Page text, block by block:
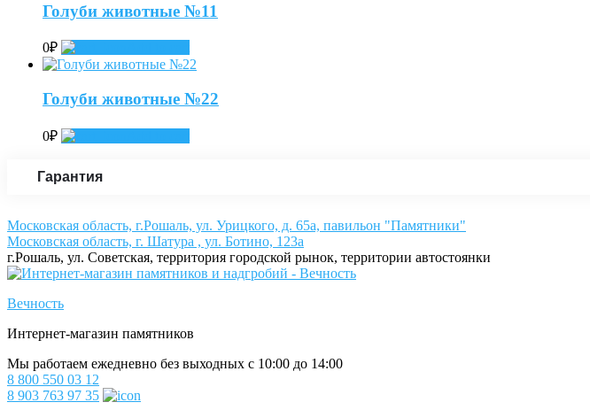
Голуби животные №11
0₽
Голуби животные №22
0₽
Гарантия
Московская область, г.Рошаль, ул. Урицкого, д. 65а, павильон "Памятники"
Московская область, г. Шатура , ул. Ботино, 123а
г.Рошаль, ул. Советская, территория городской рынок, территории автостоянки
Вечность
Интернет-магазин памятников
Мы работаем ежедневно без выходных с 10:00 до 14:00
8 800 550 03 12
8 903 763 97 35